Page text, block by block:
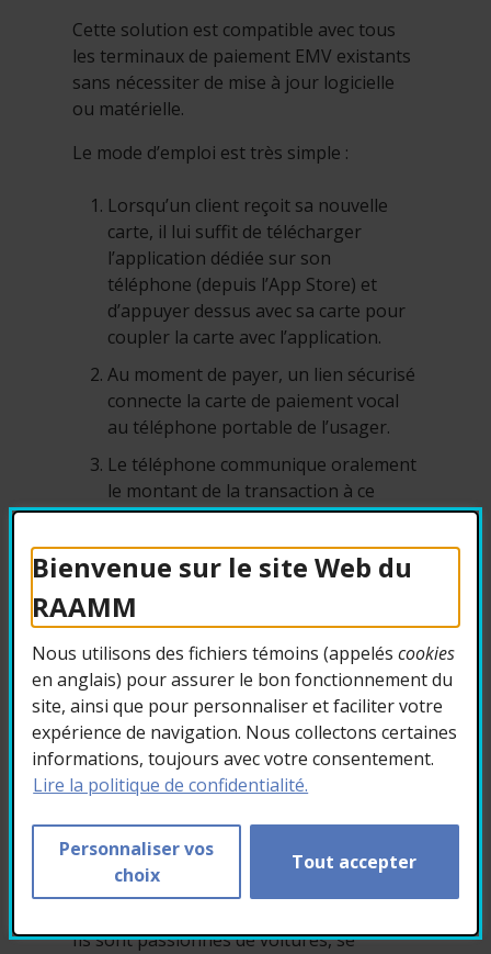
Bienvenue sur le site Web du
RAAMM
Nous utilisons des fichiers témoins (appeléscookies
en anglais) pour assurer le bon fonctionnement du
site, ainsi que pour personnaliser et faciliter votre
expérience de navigation. Nous collectons certaines
informations, toujours avec votre consentement.
Lire la politique de confidentialité.
Personnaliser vos
choix
Tout accepter
Cette solution est compatible avec tous
les terminaux de paiement EMV existants
sans nécessiter de mise à jour logicielle
ou matérielle.
Le mode d’emploi est très simple :
Lorsqu’un client reçoit sa nouvelle
carte, il lui suffit de télécharger
l’application dédiée sur son
téléphone (depuis l’App Store) et
d’appuyer dessus avec sa carte pour
coupler la carte avec l’application.
Au moment de payer, un lien sécurisé
connecte la carte de paiement vocal
au téléphone portable de l’usager.
Le téléphone communique oralement
le montant de la transaction à ce
dernier avant qu’il ne tape le code de
sa carte sur le terminal de paiement.
Le téléphone confirme ensuite,
toujours vocalement, la transaction.
Source :
https://www.thalesgroup.com/fr/grou
p/responsabilite/news/carte-
paiement-vocale-une-solution-
inclusive-et-innovante-signee-thales
6. Conduire en étant
aveugle?
Ils sont passionnés de voitures, se